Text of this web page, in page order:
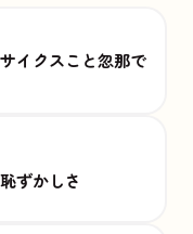
イクスこと忽那で
ずかしさ